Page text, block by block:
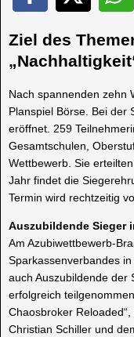
Ziel des
Nach spannenden zehn
Planspiel Börse. Bei der
eröffnet. 259
Gesamtschulen,
Wettbewerb. Sie
Jahr findet die
Termin wird rechtzeitig
Auszubildende Sieger
Am Azubiwettbewerb-
Sparkassenverbandes
auch Auszubildende der
erfolgreich
Chaosbroker
Christian Schiller und